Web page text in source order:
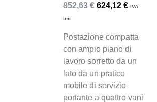
852,63€ 624,12€ IVA
inc.
Postazione compatta
con ampio piano di
lavoro sorretto da un
lato da un pratico
mobile di servizio
portante a quattro vani